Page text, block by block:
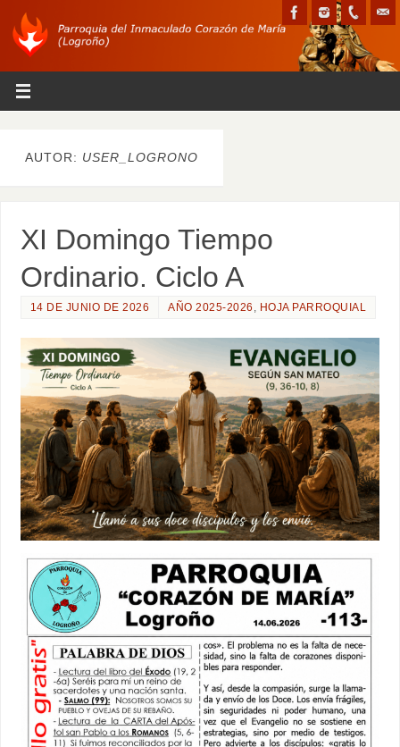
AUTOR: USER_LOGRONO
XI Domingo Tiempo
Ordinario. Ciclo A
14 DE JUNIO DE 2026 AÑO 2025-2026 , HOJA PARROQUIAL